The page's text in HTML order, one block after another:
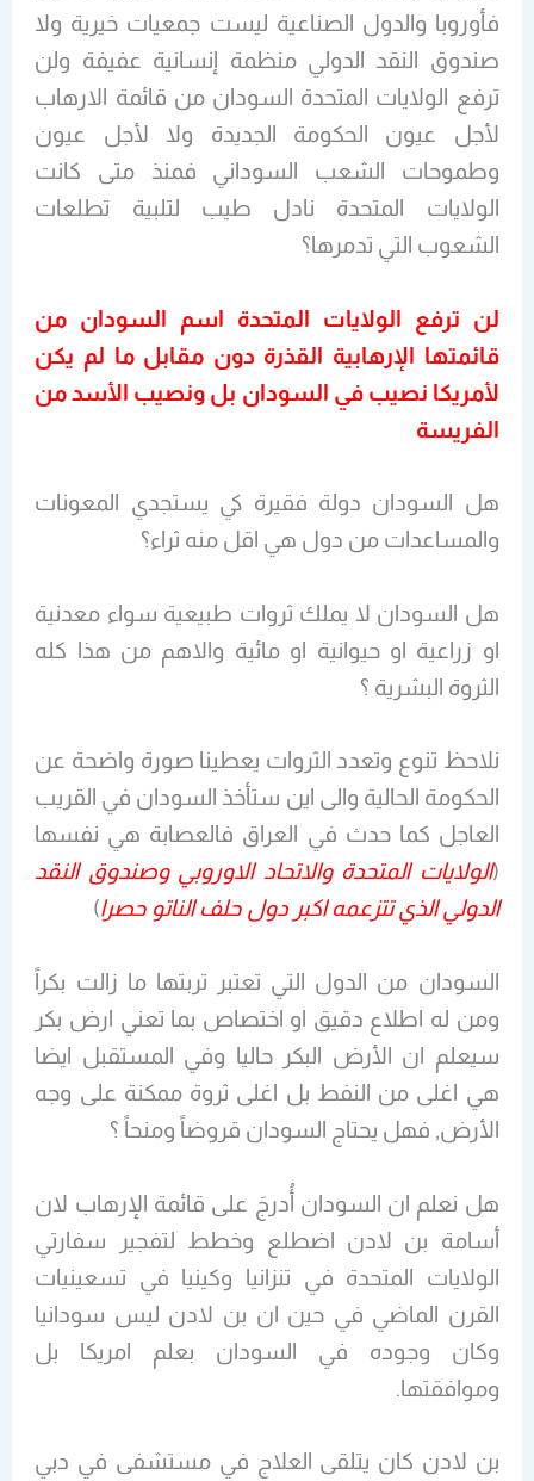
فأوروبا والدول الصناعية ليست جمعيات خيرية ولا
صندوق النقد الدولي منظمة إنسانية عفيفة ولن
ترفع الولايات المتحدة السودان من قائمة الارهاب
لأجل عيون الحكومة الجديدة ولا لأجل عيون
وطموحات الشعب السوداني فمنذ متى كانت
الولايات المتحدة نادل طيب لتلبية تطلعات
الشعوب التي تدمرها؟
لن ترفع الولايات المتحدة اسم السودان من
قائمتها الإرهابية القذرة دون مقابل ما لم يكن
لأمريكا نصيب في السودان بل ونصيب الأسد من
الفريسة
هل السودان دولة فقيرة كي يستجدي المعونات
والمساعدات من دول هي اقل منه ثراء؟
هل السودان لا يملك ثروات طبيعية سواء معدنية
او زراعية او حيوانية او مائية والاهم من هذا كله
الثروة البشرية ؟
نلاحظ تنوع وتعدد الثروات يعطينا صورة واضحة عن
الحكومة الحالية والى اين ستأخذ السودان في القريب
العاجل كما حدث في العراق فالعصابة هي نفسها
(الولايات المتحدة والاتحاد الاوروبي وصندوق النقد
الدولي الذي تتزعمه اكبر دول حلف الناتو حصرا)
السودان من الدول التي تعتبر تربتها ما زالت بكراً
ومن له اطلاع دقيق او اختصاص بما تعني ارض بكر
سيعلم ان الأرض البكر حاليا وفي المستقبل ايضا
هي اغلى من النفط بل اغلى ثروة ممكنة على وجه
الأرض, فهل يحتاج السودان قروضاً ومنحاً ؟
هل نعلم ان السودان أُدرجَ على قائمة الإرهاب لان
أسامة بن لادن اضطلع وخطط لتفجير سفارتي
الولايات المتحدة في تنزانيا وكينيا في تسعينيات
القرن الماضي في حين ان بن لادن ليس سودانيا
وكان وجوده في السودان بعلم امريكا بل
وموافقتها.
بن لادن كان يتلقى العلاج في مستشفى في دبي